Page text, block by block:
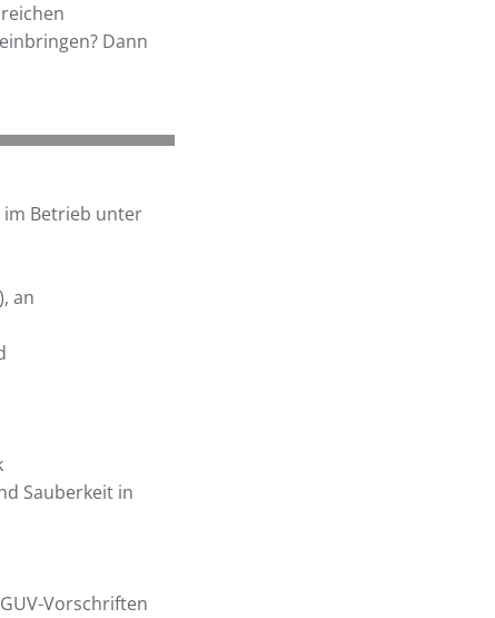
Dann
im Betrieb unter
an
Sauberkeit in
Vorschriften